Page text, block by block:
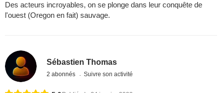
Des acteurs incroyables, on se plonge dans leur conquête de
l'ouest (Oregon en fait) sauvage.
Sébastien Thomas
2 abonnés Suivre son activité